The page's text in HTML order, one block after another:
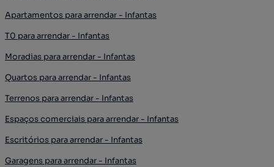
Apartamentos para arrendar - Infantas
T0 para arrendar - Infantas
Moradias para arrendar - Infantas
Quartos para arrendar - Infantas
Terrenos para arrendar - Infantas
Espaços comerciais para arrendar - Infantas
Escritórios para arrendar - Infantas
Garagens para arrendar - Infantas